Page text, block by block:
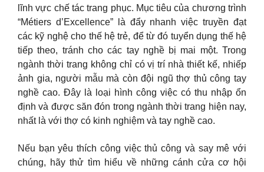
lĩnh vực chế tác trang phục. Mục tiêu của chương trình
“Métiers d’Excellence” là đẩy nhanh việc truyền đạt
các kỹ nghệ cho thế hệ trẻ, để từ đó tuyển dụng thế hệ
tiếp theo, tránh cho các tay nghề bị mai một. Trong
ngành thời trang không chỉ có vị trí nhà thiết kế, nhiếp
ảnh gia, người mẫu mà còn đội ngũ thợ thủ công tay
nghề cao. Đây là loại hình công việc có thu nhập ổn
định và được săn đón trong ngành thời trang hiện nay,
nhất là với thợ có kinh nghiệm và tay nghề cao.
Nếu bạn yêu thích công việc thủ công và say mê với
chúng, hãy thử tìm hiểu về những cánh cửa cơ hội